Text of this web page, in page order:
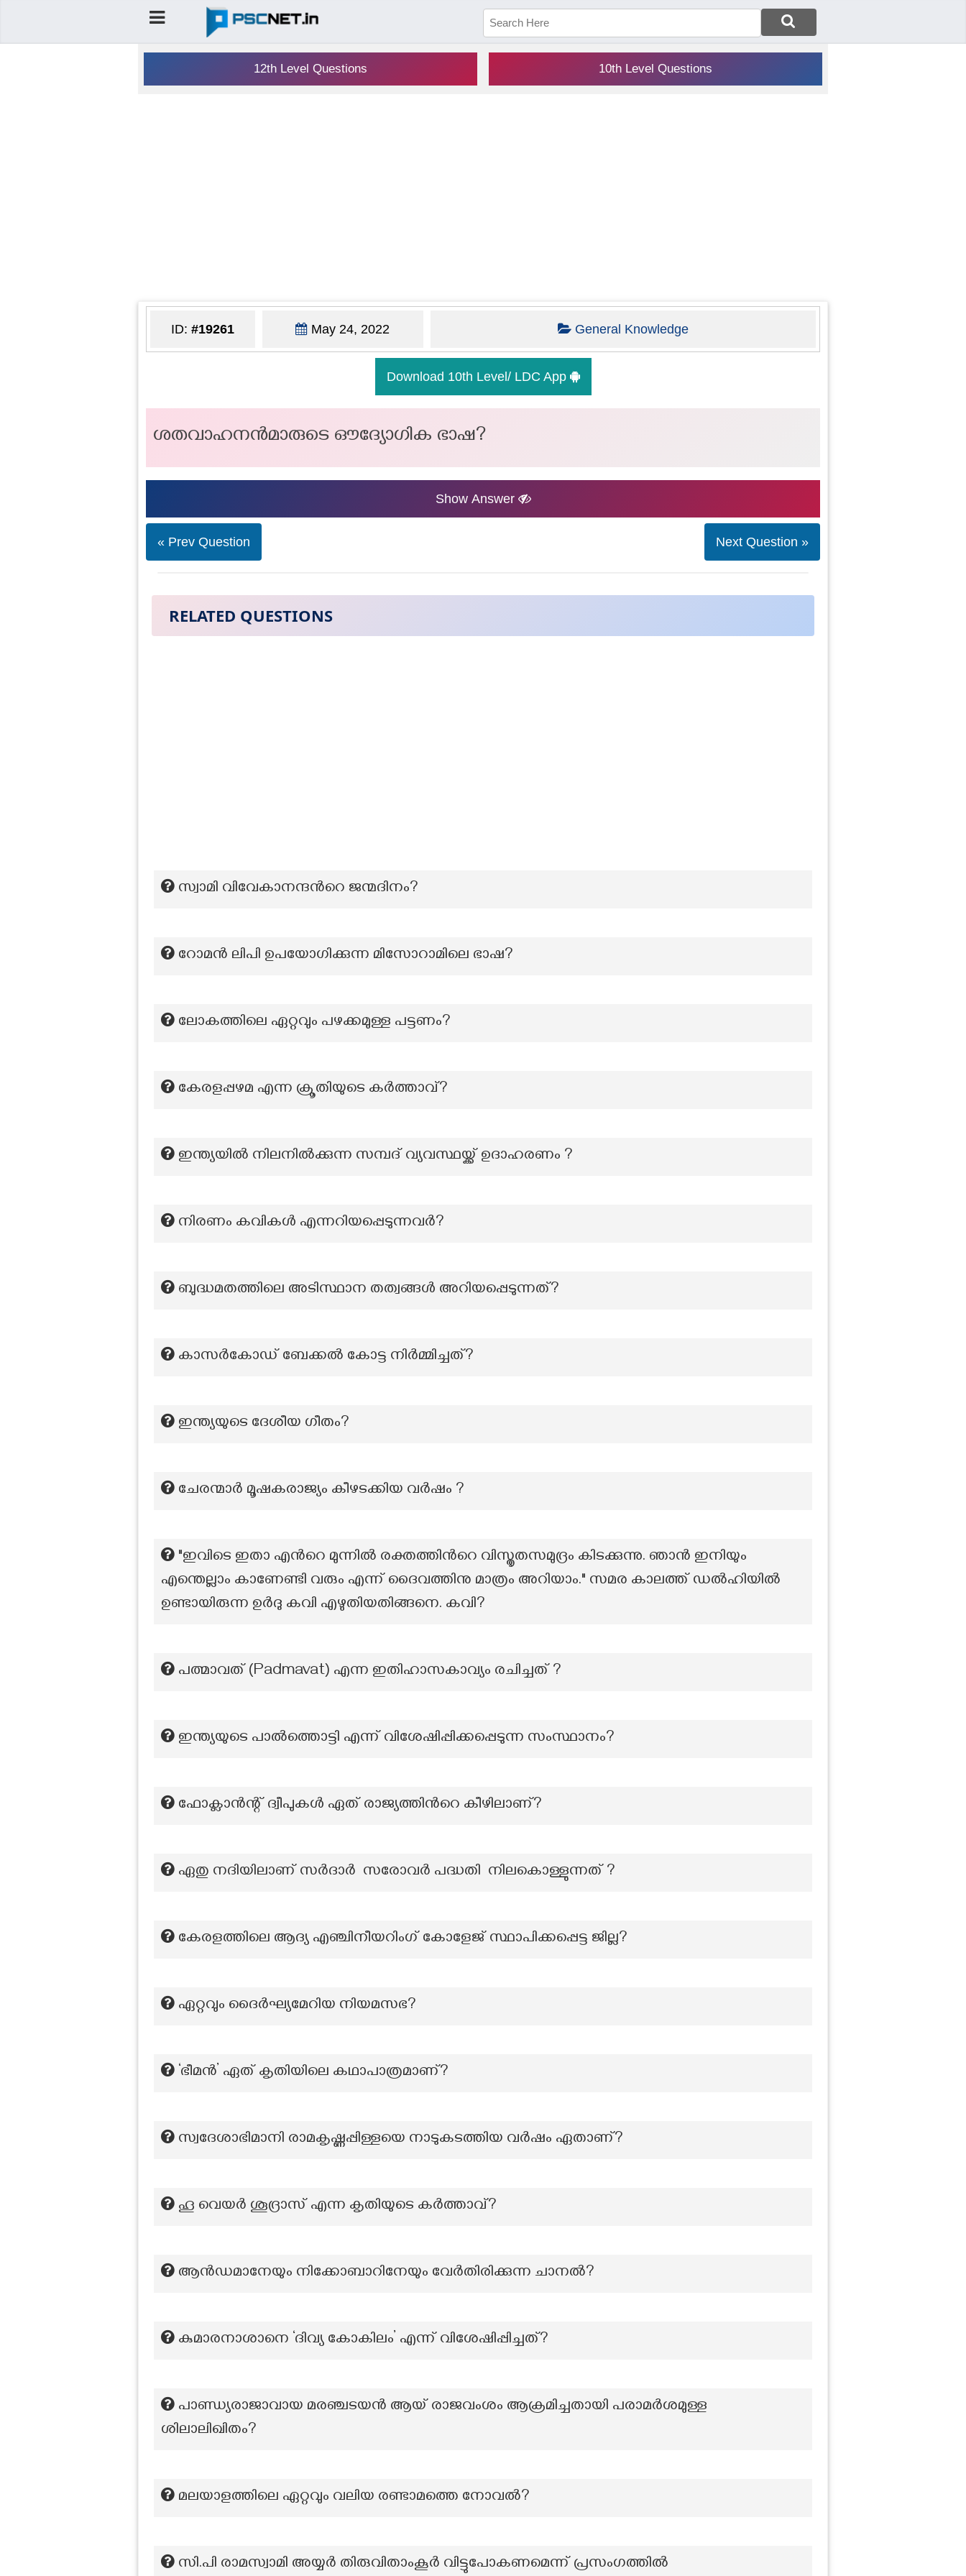
12th Level Questions 10th Level Questions
ID: #19261 May 24, 2022 General Knowledge
Download 10th Level/ LDC App
ശതവാഹനന്‍മാരുടെ ഔദ്യോഗിക ഭാഷ?
Show Answer
« Prev Question Next Question »
RELATED QUESTIONS
സ്വാമി വിവേകാനന്ദന്‍റെ ജന്മദിനം?
റോമൻ ലിപി ഉപയോഗിക്കുന്ന മിസോറാമിലെ ഭാഷ?
ലോകത്തിലെ ഏറ്റവും പഴക്കമുള്ള പട്ടണം?
കേരളപ്പഴമ എന്ന ക്രൂതിയുടെ കർത്താവ്?
ഇന്ത്യയിൽ നിലനിൽക്കുന്ന സമ്പദ് വ്യവസ്ഥയ്ക്ക് ഉദാഹരണം ?
നിരണം കവികൾ എന്നറിയപ്പെടുന്നവര്‍?
ബുദ്ധമതത്തിലെ അടിസ്ഥാന തത്വങ്ങൾ അറിയപ്പെടുന്നത്?
കാസർകോഡ്‌ ബേക്കൽ കോട്ട നിർമ്മിച്ചത്?
ഇന്ത്യയുടെ ദേശീയ ഗീതം?
ചേരന്മാർ മൂഷകരാജ്യം കീഴടക്കിയ വർഷം ?
"ഇവിടെ ഇതാ എൻറെ മുന്നിൽ രക്തത്തിൻറെ വിസ്തൃതസമുദ്രം കിടക്കുന്നു. ഞാൻ ഇനിയും
എന്തെല്ലാം കാണേണ്ടി വരും എന്ന് ദൈവത്തിനു മാത്രം അറിയാം." സമര കാലത്ത് ഡൽഹിയിൽ
ഉണ്ടായിരുന്ന ഉർദു കവി എഴുതിയതിങ്ങനെ. കവി?
പത്മാവത് (Padmavat) എന്ന ഇതിഹാസകാവ്യം രചിച്ചത് ?
ഇന്ത്യയുടെ പാൽത്തൊട്ടി എന്ന് വിശേഷിപ്പിക്കപ്പെടുന്ന സംസ്ഥാനം?
ഫോക്ലാൻന്റ്‌ ദ്വീപുകൾ ഏത് രാജ്യത്തിൻറെ കീഴിലാണ്?
ഏതു നദിയിലാണ് സർദാർ സരോവർ പദ്ധതി നിലകൊള്ളുന്നത് ?
കേരളത്തിലെ ആദ്യ എഞ്ചിനീയറിംഗ് കോളേജ് സ്ഥാപിക്കപ്പെട്ട ജില്ല?
ഏറ്റവും ദൈർഘ്യമേറിയ നിയമസഭ?
‘ഭീമൻ’ ഏത് കൃതിയിലെ കഥാപാത്രമാണ്?
സ്വദേശാഭിമാനി രാമകൃഷ്ണപ്പിള്ളയെ നാടുകടത്തിയ വര്‍ഷം ഏതാണ്?
ഹൂ വെയർ ശൂദ്രാസ് എന്ന കൃതിയുടെ കർത്താവ്?
ആൻഡമാനേയും നിക്കോബാറിനേയും വേർതിരിക്കുന്ന ചാനൽ?
കുമാരനാശാനെ ‘ദിവ്യ കോകിലം’ എന്ന് വിശേഷിപ്പിച്ചത്?
പാണ്ഡ്യരാജാവായ മരഞ്ചടയൻ ആയ് രാജവംശം ആക്രമിച്ചതായി പരാമർശമുള്ള
ശിലാലിഖിതം?
മലയാളത്തിലെ ഏറ്റവും വലിയ രണ്ടാമത്തെ നോവല്‍?
സി.പി രാമസ്വാമി അയ്യര്‍ തിരുവിതാംകൂര്‍ വിട്ടുപോകണമെന്ന് പ്രസംഗത്തില്‍